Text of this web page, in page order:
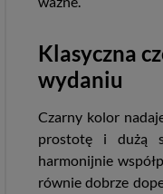
Klasyczna
wydaniu
Czarny kolor
prostotę i dużą
harmonijnie
równie dobrze